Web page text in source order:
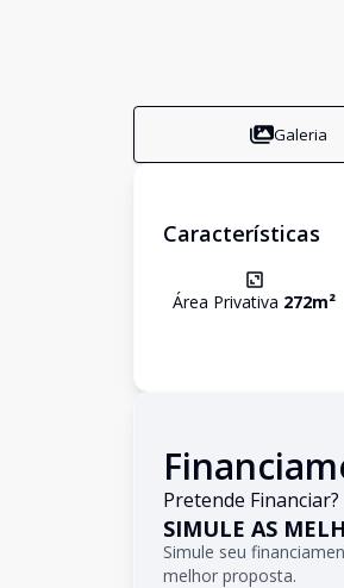
Galeria
Características
Área Privativa 272m²
Pretende Financiar?
SIMULE AS
Simule seu
melhor proposta.